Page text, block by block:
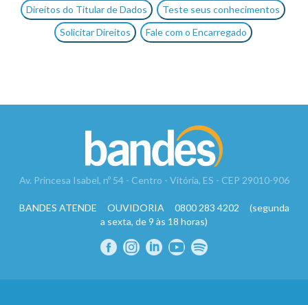
Direitos do Titular de Dados Teste seus conhecimentos
Solicitar Direitos Fale com o Encarregado
Av. Princesa Isabel, nº 54 - Centro - Vitória, ES - CEP 29010-906
BANDES ATENDE OUVIDORIA 0800 283 4202 (segunda
a sexta, de 9 às 18 horas)